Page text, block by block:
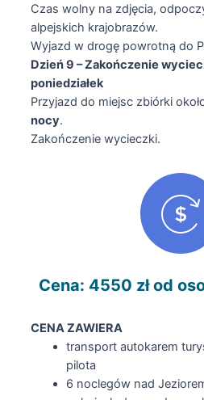
Czas wolny na zdjęcia,
alpejskich krajobrazów.
Wyjazd w drogę powrotną do
Dzień 9 – Zakończenie
poniedziałek
Przyjazd do miejsc zbiórki
nocy.
Zakończenie wycieczki.
Cena: 4550 zł od
CENA ZAWIERA
transport autokarem
pilota
6 noclegów nad